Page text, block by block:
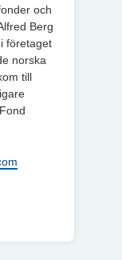
och
Berg
företaget
norska
till